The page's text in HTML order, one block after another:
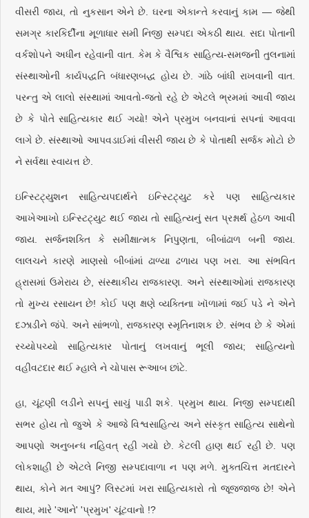
વીસરી જાય, તો નુકસાન એને છે. ઘરના એકાન્તે કરવાનું કામ — જેથી
સમગ્ર કારકિર્દીના મૂળાધાર સમી નિજી સમ્પદા એકઠી થાય. સદા પોતાની
વર્કશોપને અધીન રહેવાની વાત. કેમ કે વૈશ્વિક સાહિત્ય-સમજની તુલનામાં
સંસ્થાઓની કાર્યપદ્ધતિ બંધારણબદ્ધ હોય છે. ગાંઠે બાંધી રાખવાની વાત.
પરન્તુ એ લાલો સંસ્થામાં આવતો-જતો રહે છે એટલે ભ્રમમાં આવી જાય
છે કે પોતે સાહિત્યકાર થઈ ગયો! એને પ્રમુખ બનવાનાં સપનાં આવવા
લાગે છે. સંસ્થાઓ આપવડાઈમાં વીસરી જાય છે કે પોતાથી સર્જક મોટો છે
ને સર્વથા સ્વાયત્ત છે.
ઇન્સ્ટિટ્યુશન સાહિત્યપદાર્થને ઇન્સ્ટિટ્યુટ કરે પણ સાહિત્યકાર
આખેઆખો ઇન્સ્ટિટ્યુટ થઈ જાય તો સાહિત્યનું સત પ્રશ્નાર્થ હેઠળ આવી
જાય. સર્જનશક્તિ કે સમીક્ષાત્મક નિપુણતા, બીબાંઢાળ બની જાય.
લાલચને કારણે માણસો બીબાંમાં ઢાળ્યા ઢળાય પણ ખરા. આ સંભવિત
હ્રાસમાં ઉમેરાય છે, સંસ્થાકીય રાજકારણ. અને સંસ્થાઓમાં રાજકારણ
તો મુખ્ય રસાયન છે! કોઈ પણ ક્ષણે વ્યક્તિના ખૉળામાં જઈ પડે ને એને
દઝાડીને જંપે. અને સાંભળો, રાજકારણ સ્મૃતિનાશક છે. સંભવ છે કે એમાં
રચ્યોપચ્યો સાહિત્યકાર પોતાનું લખવાનું ભૂલી જાય; સાહિત્યનો
વહીવટદાર થઈ મ્હાલે ને ચોપાસ રૂઆબ છાંટે.
હા, ચૂંટણી લડીને સપનું સાચું પાડી શકે. પ્રમુખ થાય. નિજી સમ્પદાથી
સભર હોય તો જુએ કે આજે વિશ્વસાહિત્ય અને સંસ્કૃત સાહિત્ય સાથેનો
આપણો અનુબન્ધ નહિવત્ રહી ગયો છે. કેટલી હાણ થઈ રહી છે. પણ
લોકશાહી છે એટલે નિજી સમ્પદાવાળા ન પણ મળે. મુક્તચિત્ત મતદારને
થાય, કોને મત આપું? લિસ્ટમાં ખરા સાહિત્યકારો તો જૂજજાજ છે! એને
થાય, મારે 'આને' 'પ્રમુખ' ચૂંટવાનો !?